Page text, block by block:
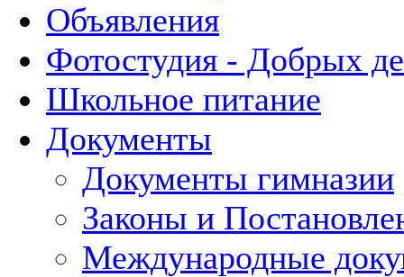
Объявления
Фотостудия - Добрых
Школьное питание
Документы
Документы гимназии
Законы и
Международные